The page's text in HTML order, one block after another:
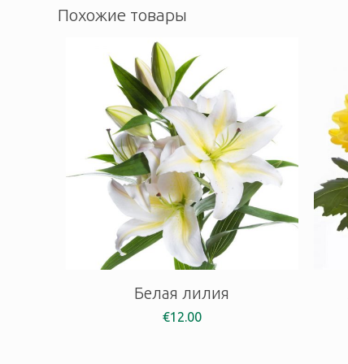
Похожие товары
Белая лилия
€12.00